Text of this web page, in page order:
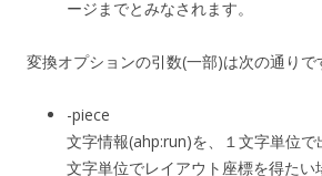
ージまでとみなされます。
変換オプションの引数(一部)は次の通りで
-piece
文字情報(ahp:run)を、１文字単位で
文字単位でレイアウト座標を得たい